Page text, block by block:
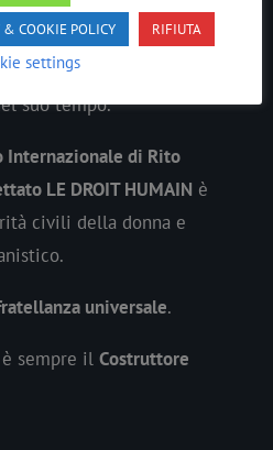
Massonico
suo tempo.
Internazionale di Rito
LE DROIT HUMAIN è
civili della donna e
universale.
sempre il Costruttore
& COOKIE POLICY RIFIUTA
settings